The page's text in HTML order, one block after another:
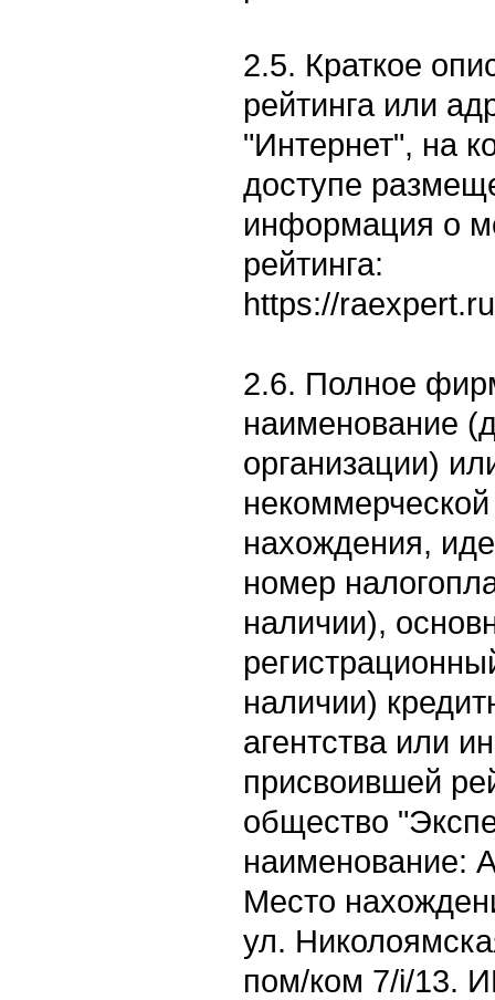
2.5. Краткое
рейтинга или
"Интернет", на
доступе
информация о
рейтинга:
https://
2.6. Полное
наименование
организации)
нахождения,
номер
наличии),
наличии)
агентства или
присвоившей
общество
наименование:
Место
ул.
пом/ком 7/i/13.